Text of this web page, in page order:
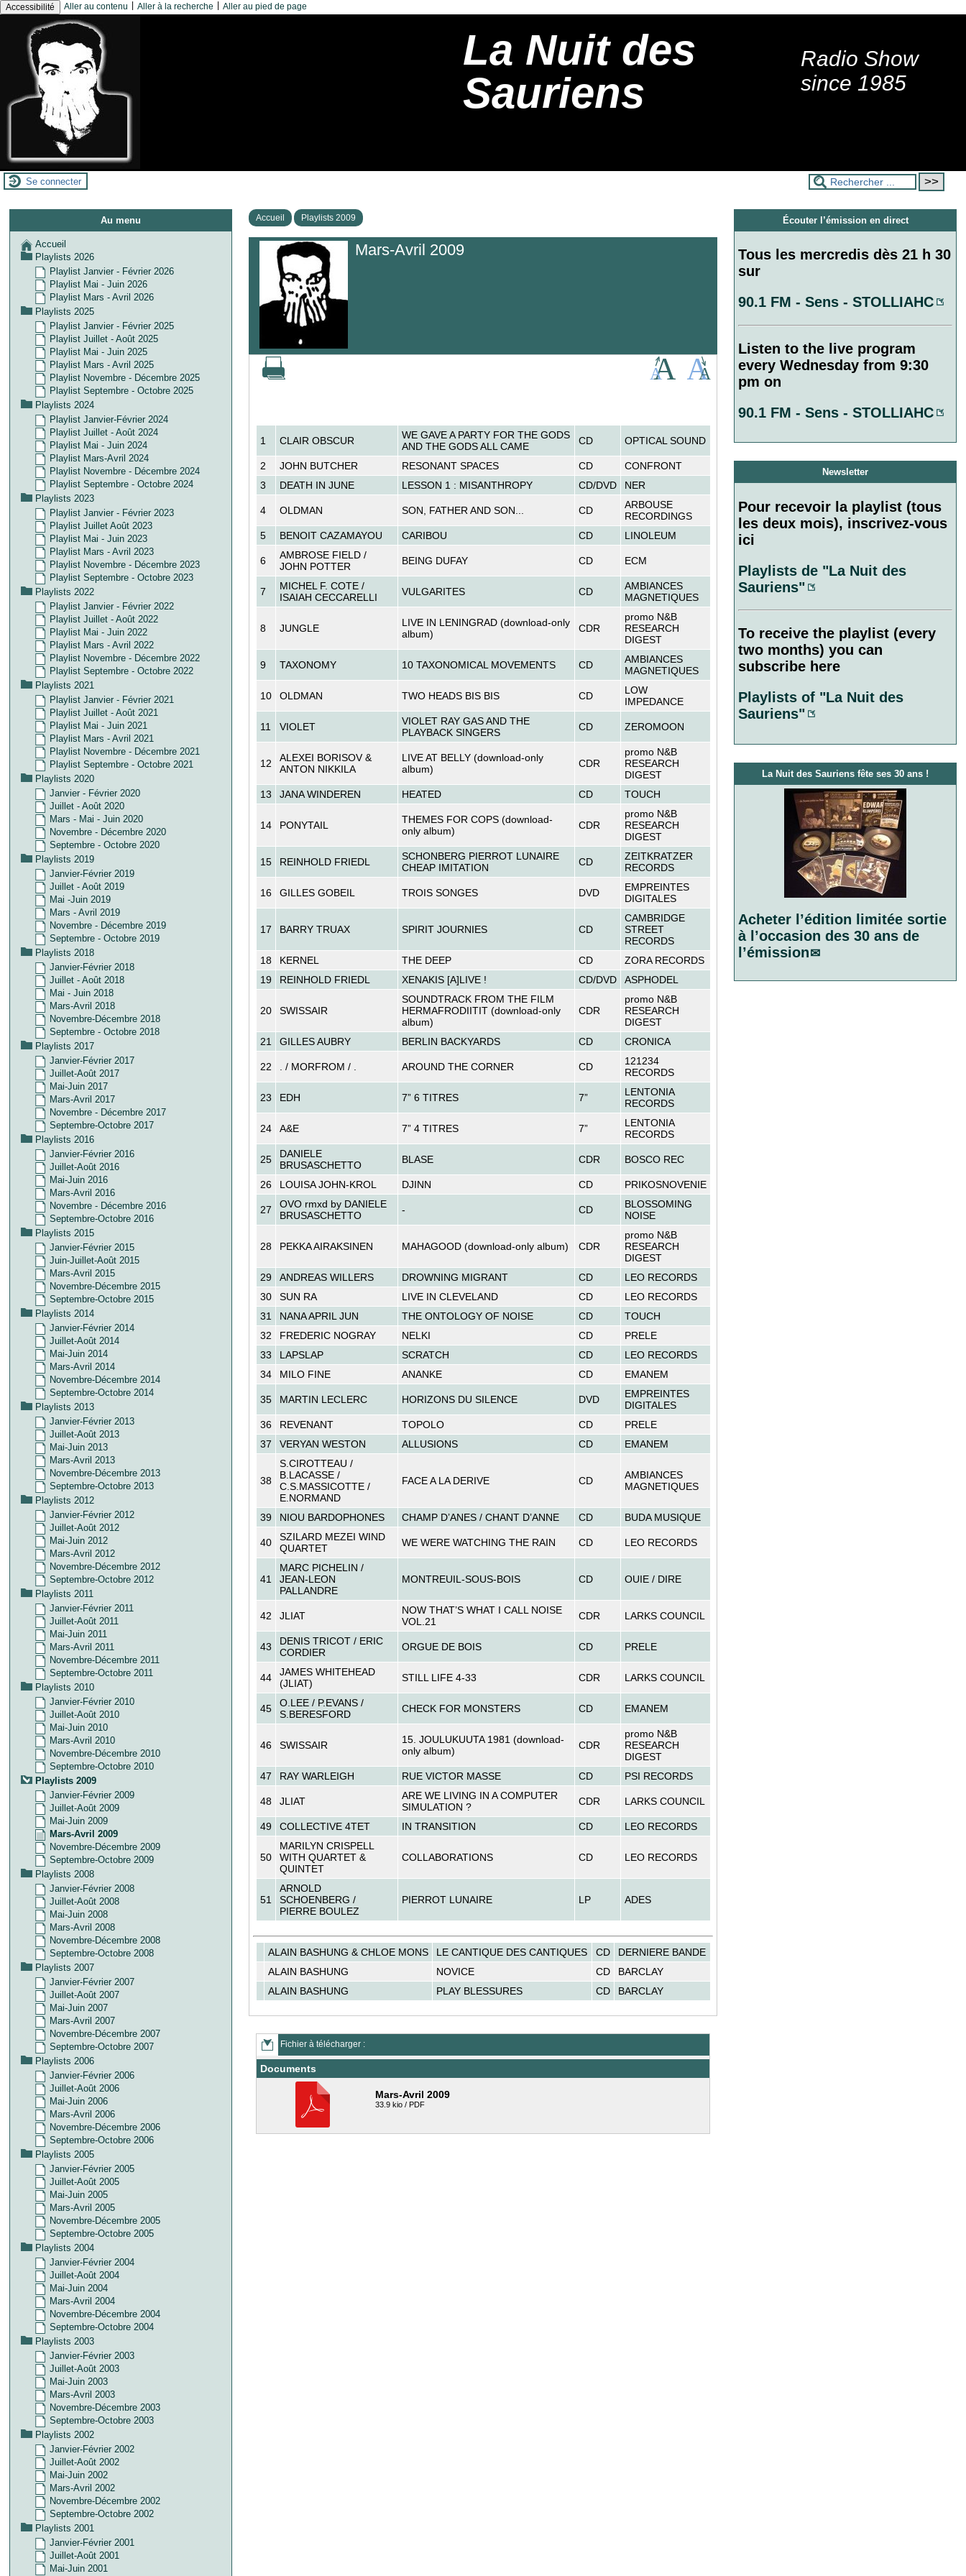
Accessibilité Aller au contenu Aller à la recherche Aller au pied de page
La Nuit des
Sauriens
Radio Show
since 1985
Se connecter
Accueil Playlists 2009
Mars-Avril 2009
1 CLAIR OBSCUR
WE GAVE A PARTY FOR THE GODS
AND THE GODS ALL CAME
CD OPTICAL SOUND
2 JOHN BUTCHER RESONANT SPACES CD
CONFRONT
3
DEATH IN JUNE LESSON 1 : MISANTHROPY CD/DVD NER
4 OLDMAN SON, FATHER AND SON... CD
ARBOUSE
RECORDINGS
5
BENOIT CAZAMAYOU CARIBOU CD LINOLEUM
6
AMBROSE FIELD /
JOHN POTTER
BEING DUFAY CD ECM
7
MICHEL F. COTE /
ISAIAH CECCARELLI
VULGARITES CD
AMBIANCES
MAGNETIQUES
8 JUNGLE
LIVE IN LENINGRAD (download-only
album)
CDR
promo N&B
RESEARCH
DIGEST
9 TAXONOMY 10 TAXONOMICAL MOVEMENTS CD
AMBIANCES
MAGNETIQUES
10 OLDMAN TWO HEADS BIS BIS CD
LOW
IMPEDANCE
11 VIOLET
VIOLET RAY GAS AND THE
PLAYBACK SINGERS
CD ZEROMOON
12
ALEXEI BORISOV &
ANTON NIKKILA
LIVE AT BELLY (download-only
album)
CDR
promo N&B
RESEARCH
DIGEST
13
JANA WINDEREN HEATED CD TOUCH
14 PONYTAIL
THEMES FOR COPS (download-
only album)
CDR
promo N&B
RESEARCH
DIGEST
15 REINHOLD FRIEDL
SCHONBERG PIERROT LUNAIRE
CHEAP IMITATION
CD
ZEITKRATZER
RECORDS
16 GILLES GOBEIL TROIS SONGES DVD
EMPREINTES
DIGITALES
17 BARRY TRUAX SPIRIT JOURNIES CD
CAMBRIDGE
STREET
RECORDS
18
KERNEL THE DEEP CD
ZORA RECORDS
19
REINHOLD FRIEDL XENAKIS [A]LIVE ! CD/DVD ASPHODEL
20 SWISSAIR
SOUNDTRACK FROM THE FILM
HERMAFRODIITIT (download-only
album)
CDR
promo N&B
RESEARCH
DIGEST
21
GILLES AUBRY BERLIN BACKYARDS CD CRONICA
22 . / MORFROM / . AROUND THE CORNER CD
121234
RECORDS
23 EDH 7” 6 TITRES 7”
LENTONIA
RECORDS
24 A&E 7” 4 TITRES 7”
LENTONIA
RECORDS
25
DANIELE
BRUSASCHETTO
BLASE CDR BOSCO REC
26 LOUISA JOHN-KROL DJINN CD PRIKOSNOVENIE
27
OVO rmxd by DANIELE
BRUSASCHETTO
- CD
BLOSSOMING
NOISE
28 PEKKA AIRAKSINEN MAHAGOOD (download-only album) CDR
promo N&B
RESEARCH
DIGEST
29
ANDREAS WILLERS DROWNING MIGRANT CD
LEO RECORDS
30
SUN RA LIVE IN CLEVELAND CD
LEO RECORDS
31
NANA APRIL JUN THE ONTOLOGY OF NOISE CD
TOUCH
32
FREDERIC NOGRAY NELKI CD
PRELE
33
LAPSLAP SCRATCH CD
LEO RECORDS
34
MILO FINE ANANKE CD EMANEM
35 MARTIN LECLERC HORIZONS DU SILENCE DVD
EMPREINTES
DIGITALES
36
REVENANT TOPOLO CD
PRELE
37
VERYAN WESTON ALLUSIONS CD EMANEM
38
S.CIROTTEAU /
B.LACASSE /
C.S.MASSICOTTE /
E.NORMAND
FACE A LA DERIVE CD
AMBIANCES
MAGNETIQUES
39 NIOU BARDOPHONES CHAMP D’ANES / CHANT D’ANNE CD BUDA MUSIQUE
40
SZILARD MEZEI WIND
QUARTET
WE WERE WATCHING THE RAIN CD LEO RECORDS
41
MARC PICHELIN /
JEAN-LEON
PALLANDRE
MONTREUIL-SOUS-BOIS CD OUIE / DIRE
42 JLIAT
NOW THAT’S WHAT I CALL NOISE
VOL.21
CDR LARKS COUNCIL
43
DENIS TRICOT / ERIC
CORDIER
ORGUE DE BOIS CD PRELE
44
JAMES WHITEHEAD
(JLIAT)
STILL LIFE 4-33 CDR LARKS COUNCIL
45
O.LEE / P.EVANS /
S.BERESFORD
CHECK FOR MONSTERS CD EMANEM
46 SWISSAIR
15. JOULUKUUTA 1981 (download-
only album)
CDR
promo N&B
RESEARCH
DIGEST
47
RAY WARLEIGH RUE VICTOR MASSE CD PSI RECORDS
48 JLIAT
ARE WE LIVING IN A COMPUTER
SIMULATION ?
CDR LARKS COUNCIL
49 COLLECTIVE 4TET IN TRANSITION CD LEO RECORDS
50
MARILYN CRISPELL
WITH QUARTET &
QUINTET
COLLABORATIONS CD LEO RECORDS
51
ARNOLD
SCHOENBERG /
PIERRE BOULEZ
PIERROT LUNAIRE LP ADES
ALAIN BASHUNG & CHLOE MONS LE CANTIQUE DES CANTIQUES CD
DERNIERE BANDE
ALAIN BASHUNG
NOVICE CD
BARCLAY
ALAIN BASHUNG
PLAY BLESSURES CD BARCLAY
Fichier à télécharger :
Documents
Mars-Avril 2009
33.9 kio / PDF
Au menu
Accueil
Playlists 2026
Playlist Janvier - Février 2026
Playlist Mai - Juin 2026
Playlist Mars - Avril 2026
Playlists 2025
Playlist Janvier - Février 2025
Playlist Juillet - Août 2025
Playlist Mai - Juin 2025
Playlist Mars - Avril 2025
Playlist Novembre - Décembre 2025
Playlist Septembre - Octobre 2025
Playlists 2024
Playlist Janvier-Février 2024
Playlist Juillet - Août 2024
Playlist Mai - Juin 2024
Playlist Mars-Avril 2024
Playlist Novembre - Décembre 2024
Playlist Septembre - Octobre 2024
Playlists 2023
Playlist Janvier - Février 2023
Playlist Juillet Août 2023
Playlist Mai - Juin 2023
Playlist Mars - Avril 2023
Playlist Novembre - Décembre 2023
Playlist Septembre - Octobre 2023
Playlists 2022
Playlist Janvier - Février 2022
Playlist Juillet - Août 2022
Playlist Mai - Juin 2022
Playlist Mars - Avril 2022
Playlist Novembre - Décembre 2022
Playlist Septembre - Octobre 2022
Playlists 2021
Playlist Janvier - Février 2021
Playlist Juillet - Août 2021
Playlist Mai - Juin 2021
Playlist Mars - Avril 2021
Playlist Novembre - Décembre 2021
Playlist Septembre - Octobre 2021
Playlists 2020
Janvier - Février 2020
Juillet - Août 2020
Mars - Mai - Juin 2020
Novembre - Décembre 2020
Septembre - Octobre 2020
Playlists 2019
Janvier-Février 2019
Juillet - Août 2019
Mai -Juin 2019
Mars - Avril 2019
Novembre - Décembre 2019
Septembre - Octobre 2019
Playlists 2018
Janvier-Février 2018
Juillet - Août 2018
Mai - Juin 2018
Mars-Avril 2018
Novembre-Décembre 2018
Septembre - Octobre 2018
Playlists 2017
Janvier-Février 2017
Juillet-Août 2017
Mai-Juin 2017
Mars-Avril 2017
Novembre - Décembre 2017
Septembre-Octobre 2017
Playlists 2016
Janvier-Février 2016
Juillet-Août 2016
Mai-Juin 2016
Mars-Avril 2016
Novembre - Décembre 2016
Septembre-Octobre 2016
Playlists 2015
Janvier-Février 2015
Juin-Juillet-Août 2015
Mars-Avril 2015
Novembre-Décembre 2015
Septembre-Octobre 2015
Playlists 2014
Janvier-Février 2014
Juillet-Août 2014
Mai-Juin 2014
Mars-Avril 2014
Novembre-Décembre 2014
Septembre-Octobre 2014
Playlists 2013
Janvier-Février 2013
Juillet-Août 2013
Mai-Juin 2013
Mars-Avril 2013
Novembre-Décembre 2013
Septembre-Octobre 2013
Playlists 2012
Janvier-Février 2012
Juillet-Août 2012
Mai-Juin 2012
Mars-Avril 2012
Novembre-Décembre 2012
Septembre-Octobre 2012
Playlists 2011
Janvier-Février 2011
Juillet-Août 2011
Mai-Juin 2011
Mars-Avril 2011
Novembre-Décembre 2011
Septembre-Octobre 2011
Playlists 2010
Janvier-Février 2010
Juillet-Août 2010
Mai-Juin 2010
Mars-Avril 2010
Novembre-Décembre 2010
Septembre-Octobre 2010
Playlists 2009
Janvier-Février 2009
Juillet-Août 2009
Mai-Juin 2009
Mars-Avril 2009
Novembre-Décembre 2009
Septembre-Octobre 2009
Playlists 2008
Janvier-Février 2008
Juillet-Août 2008
Mai-Juin 2008
Mars-Avril 2008
Novembre-Décembre 2008
Septembre-Octobre 2008
Playlists 2007
Janvier-Février 2007
Juillet-Août 2007
Mai-Juin 2007
Mars-Avril 2007
Novembre-Décembre 2007
Septembre-Octobre 2007
Playlists 2006
Janvier-Février 2006
Juillet-Août 2006
Mai-Juin 2006
Mars-Avril 2006
Novembre-Décembre 2006
Septembre-Octobre 2006
Playlists 2005
Janvier-Février 2005
Juillet-Août 2005
Mai-Juin 2005
Mars-Avril 2005
Novembre-Décembre 2005
Septembre-Octobre 2005
Playlists 2004
Janvier-Février 2004
Juillet-Août 2004
Mai-Juin 2004
Mars-Avril 2004
Novembre-Décembre 2004
Septembre-Octobre 2004
Playlists 2003
Janvier-Février 2003
Juillet-Août 2003
Mai-Juin 2003
Mars-Avril 2003
Novembre-Décembre 2003
Septembre-Octobre 2003
Playlists 2002
Janvier-Février 2002
Juillet-Août 2002
Mai-Juin 2002
Mars-Avril 2002
Novembre-Décembre 2002
Septembre-Octobre 2002
Playlists 2001
Janvier-Février 2001
Juillet-Août 2001
Mai-Juin 2001
Écouter l’émission en direct
Tous les mercredis dès 21 h 30
sur
90.1 FM - Sens - STOLLIAHC
Listen to the live program
every Wednesday from 9:30
pm on
90.1 FM - Sens - STOLLIAHC
Newsletter
Pour recevoir la playlist (tous
les deux mois), inscrivez-vous
ici
Playlists de "La Nuit des
Sauriens"
To receive the playlist (every
two months) you can
subscribe here
Playlists of "La Nuit des
Sauriens"
La Nuit des Sauriens fête ses 30 ans !
Acheter l’édition limitée sortie
à l’occasion des 30 ans de
l’émission